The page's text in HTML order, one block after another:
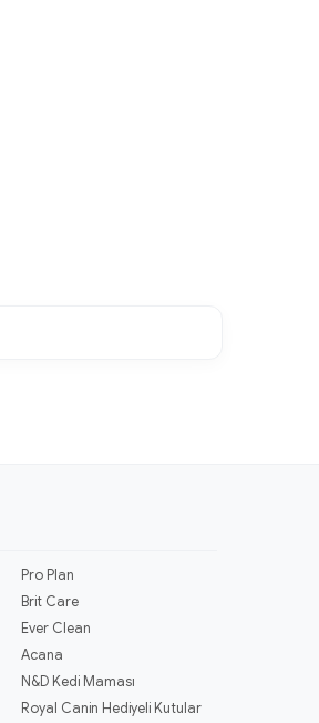
Pro Plan
Brit Care
Ever Clean
Acana
N&D Kedi Maması
Royal Canin Hediyeli Kutular